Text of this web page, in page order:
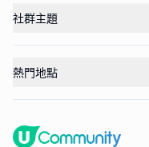
社群主題
熱門地點